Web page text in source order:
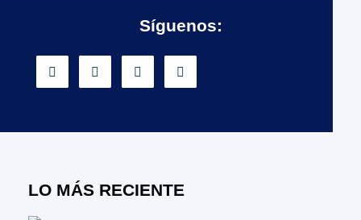
Síguenos:
LO MÁS RECIENTE